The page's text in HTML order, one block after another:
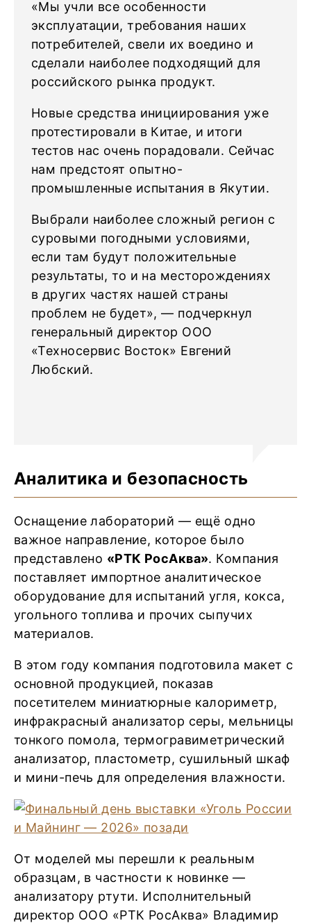
«Мы учли все особенности
эксплуатации, требования наших
потребителей, свели их воедино и
сделали наиболее подходящий для
российского рынка продукт.
Новые средства инициирования уже
протестировали в Китае, и итоги
тестов нас очень порадовали. Сейчас
нам предстоят опытно-
промышленные испытания в Якутии.
Выбрали наиболее сложный регион с
суровыми погодными условиями,
если там будут положительные
результаты, то и на месторождениях
в других частях нашей страны
проблем не будет», — подчеркнул
генеральный директор ООО
«Техносервис Восток» Евгений
Любский.
Аналитика и безопасность
Оснащение лабораторий — ещё одно
важное направление, которое было
представлено «РТК РосАква». Компания
поставляет импортное аналитическое
оборудование для испытаний угля, кокса,
угольного топлива и прочих сыпучих
материалов.
В этом году компания подготовила макет с
основной продукцией, показав
посетителем миниатюрные калориметр,
инфракрасный анализатор серы, мельницы
тонкого помола, термогравиметрический
анализатор, пластометр, сушильный шкаф
и мини-печь для определения влажности.
От моделей мы перешли к реальным
образцам, в частности к новинке —
анализатору ртути. Исполнительный
директор ООО «РТК РосАква» Владимир